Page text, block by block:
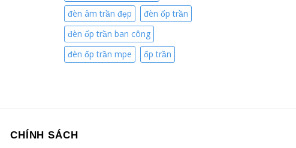
đèn âm trần đẹp
đèn ốp trần
đèn ốp trần ban công
đèn ốp trần mpe
ốp trần
CHÍNH SÁCH